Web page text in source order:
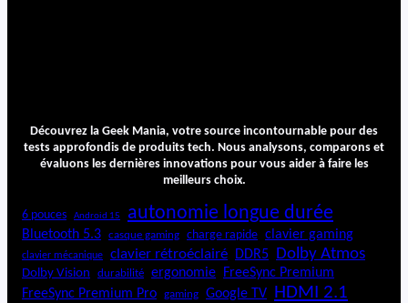
Découvrez la Geek Mania, votre source incontournable pour des
tests approfondis de produits tech. Nous analysons, comparons et
évaluons les dernières innovations pour vous aider à faire les
meilleurs choix.
6 pouces Android 15 autonomie longue durée
Bluetooth 5.3 casque gaming charge rapide clavier gaming
clavier mécanique clavier rétroéclairé DDR5 Dolby Atmos
Dolby Vision durabilité ergonomie
FreeSync Premium
FreeSync Premium Pro
gaming Google TV HDMI 2.1